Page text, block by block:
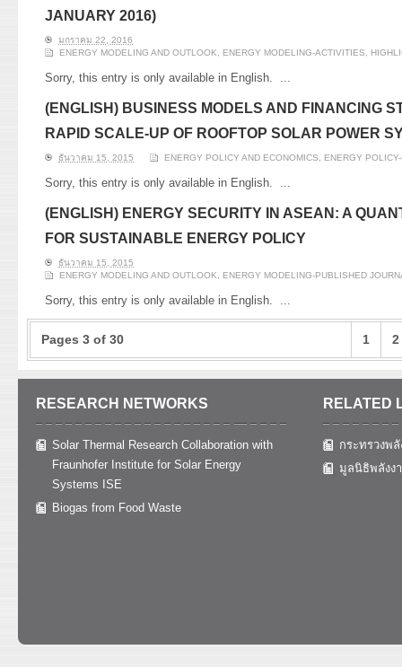
JANUARY 2016)
มกราคม 22, 2016
ENERGY MODELING AND OUTLOOK, ENERGY MODELING-ACTIVITIES,
Sorry, this entry is only available in English. ...
(ENGLISH) BUSINESS MODELS AND FINANCING
RAPID SCALE-UP OF ROOFTOP SOLAR POWER
ธันวาคม 15, 2015 ENERGY POLICY AND ECONOMICS, ENERGY
Sorry, this entry is only available in English. ...
(ENGLISH) ENERGY SECURITY IN ASEAN: A
FOR SUSTAINABLE ENERGY POLICY
ธันวาคม 15, 2015
ENERGY MODELING AND OUTLOOK, ENERGY MODELING-PUBLISHED
Sorry, this entry is only available in English. ...
Pages 3 of 30 1 2
RESEARCH NETWORKS
Solar Thermal Research Collaboration with
Fraunhofer Institute for Solar Energy
Systems ISE
Biogas from Food Waste
RELATED
กระทรวงพลั
มูลนิธิพลังง